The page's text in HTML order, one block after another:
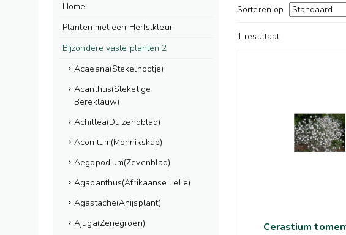
Home
Planten met een Herfstkleur
Bijzondere vaste planten 2
Acaeana(Stekelnootje)
Acanthus(Stekelige
Bereklauw)
Achillea(Duizendblad)
Aconitum(Monnikskap)
Aegopodium(Zevenblad)
Agapanthus(Afrikaanse Lelie)
Agastache(Anijsplant)
Ajuga(Zenegroen)
Sorteren op
1 resultaat
Cerastium